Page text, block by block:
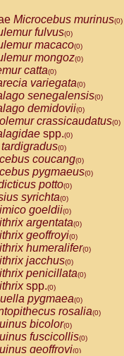
Microcebus murinus(0)
fulvus(0)
macaco(0)
mongoz(0)
catta(0)
variegata(0)
senegalensis(0)
demidovii(0)
crassicaudatus(0)
spp.(0)
(0)
coucang(0)
pygmaeus(0)
potto(0)
syrichta(0)
goeldii(0)
argentata(0)
geoffroyi(0)
humeralifer(0)
jacchus(0)
penicillata(0)
spp.(0)
pygmaea(0)
rosalia(0)
bicolor(0)
fuscicollis(0)
geoffroyi(0)